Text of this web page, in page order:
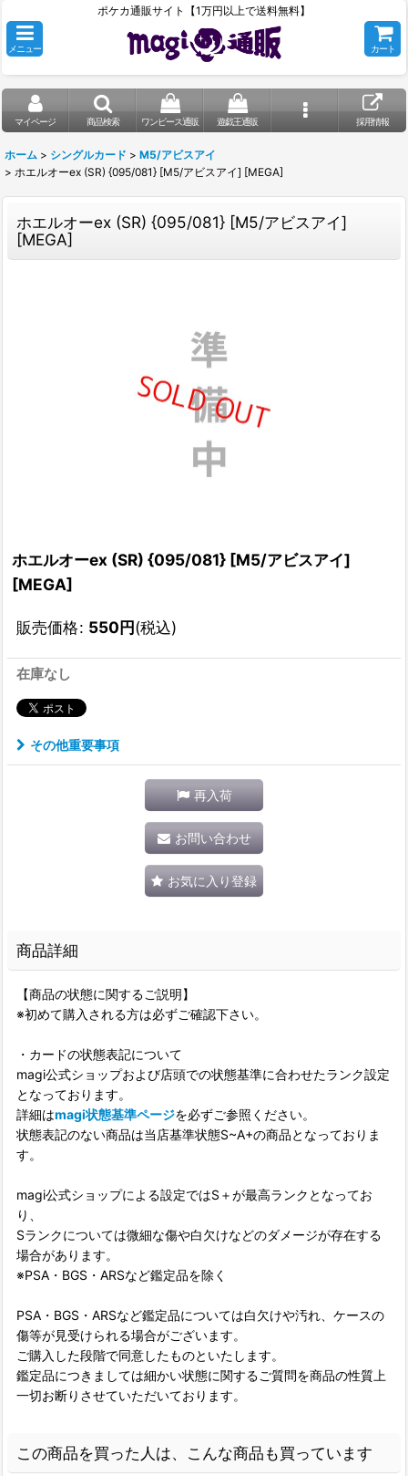
ポケカ通販サイト【1万円以上で送料無料】
メニュー カート
マイページ 商品検索 ワンピース通販 遊戯王通販 採用情報
ホーム > シングルカード > M5/アビスアイ
> ホエルオーex (SR) {095/081} [M5/アビスアイ] [MEGA]
ホエルオーex (SR) {095/081} [M5/アビスアイ]
[MEGA]
ホエルオーex (SR) {095/081} [M5/アビスアイ]
[MEGA]
販売価格: 550円(税込)
在庫なし
その他重要事項
再入荷
お問い合わせ
お気に入り登録
商品詳細
【商品の状態に関するご説明】
※初めて購入される方は必ずご確認下さい。
・カードの状態表記について
magi公式ショップおよび店頭での状態基準に合わせたランク設定
となっております。
詳細はmagi状態基準ページを必ずご参照ください。
状態表記のない商品は当店基準状態S~A+の商品となっておりま
す。
magi公式ショップによる設定ではS＋が最高ランクとなってお
り、
Sランクについては微細な傷や白欠けなどのダメージが存在する
場合があります。
※PSA・BGS・ARSなど鑑定品を除く
PSA・BGS・ARSなど鑑定品については白欠けや汚れ、ケースの
傷等が見受けられる場合がございます。
ご購入した段階で同意したものといたします。
鑑定品につきましては細かい状態に関するご質問を商品の性質上
一切お断りさせていただいております。
この商品を買った人は、こんな商品も買っています